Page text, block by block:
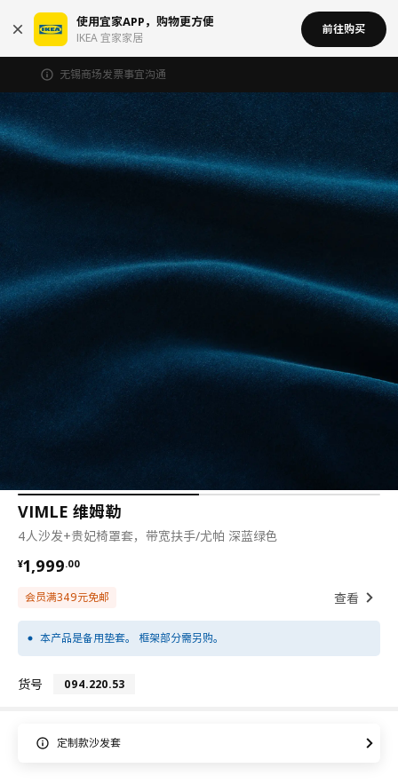
使用宜家APP，购物更方便
IKEA 宜家家居
前往购买
无锡商场发票事宜沟通
VIMLE 维姆勒
4人沙发+贵妃椅罩套，带宽扶手/尤帕 深蓝绿色
¥1,999.00
¥ 1999.00
会员满349元免邮 查看
本产品是备用垫套。 框架部分需另购。
货号 094.220.53
定制款沙发套